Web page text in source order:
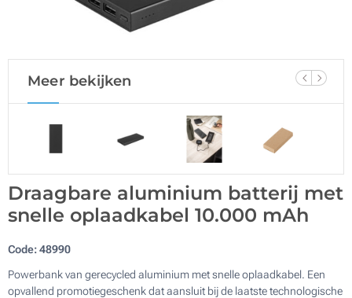
Meer bekijken
Draagbare aluminium batterij met
snelle oplaadkabel 10.000 mAh
Code:48990
Powerbank van gerecycled aluminium met snelle oplaadkabel. Een
opvallend promotiegeschenk dat aansluit bij de laatste technologische